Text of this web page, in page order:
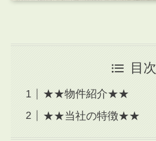
目次
★★物件紹介★★
★★当社の特徴★★